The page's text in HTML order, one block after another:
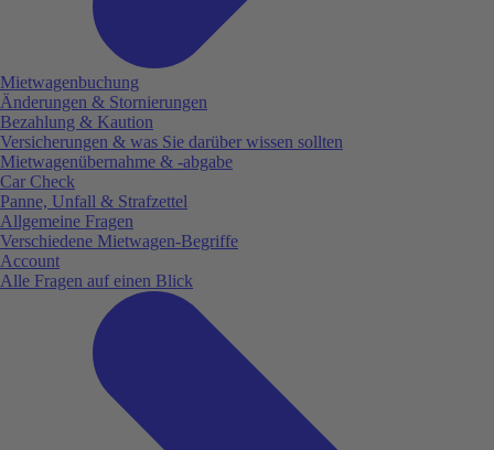
Mietwagenbuchung
Änderungen & Stornierungen
Bezahlung & Kaution
Versicherungen & was Sie darüber wissen sollten
Mietwagenübernahme & -abgabe
Car Check
Panne, Unfall & Strafzettel
Allgemeine Fragen
Verschiedene Mietwagen-Begriffe
Account
Alle Fragen auf einen Blick